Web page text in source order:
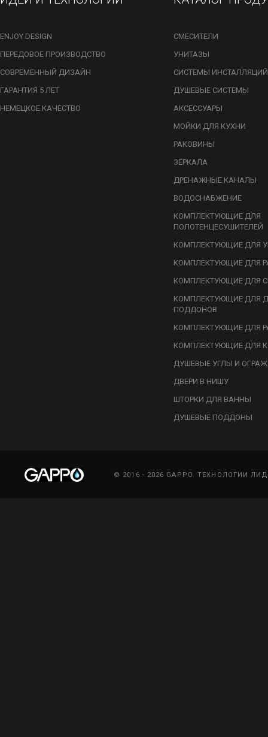
ENJOY DESIGN
ПЕРЕДОВОЕ ПРОИЗВОДСТВО
СОВРЕМЕННЫЙ ДИЗАЙН
ГАРАНТИЯ 5 ЛЕТ
НЕМЕЦКОЕ КАЧЕСТВО
СМЕСИТЕЛИ
УНИТАЗЫ
СИСТЕМЫ ИНСТАЛЛЯЦИЙ
ДУШЕВЫЕ СИСТЕМЫ
АКСЕССУАРЫ
МОЙКИ ДЛЯ КУХНИ
РАКОВИНЫ
ЗЕРКАЛА
ДРЕНАЖНЫЕ КАНАЛЫ
ВОДОСНАБЖЕНИЕ
КОМПЛЕКТУЮЩИЕ ДЛЯ
ПОЛОТЕНЦЕСУШИТЕЛЕЙ
КОМПЛЕКТУЮЩИЕ ДЛЯ
КОМПЛЕКТУЮЩИЕ ДЛЯ
КОМПЛЕКТУЮЩИЕ ДЛЯ
КОМПЛЕКТУЮЩИЕ ДЛЯ
ПОДДОНОВ
КОМПЛЕКТУЮЩИЕ ДЛЯ
КОМПЛЕКТУЮЩИЕ ДЛЯ
ДУШЕВЫЕ УГЛЫ И
ДВЕРИ В НИШУ
ШТОРКИ ДЛЯ ВАННЫ
ДУШЕВЫЕ ПОДДОНЫ
© 2016 - 2026 GAPPO. ТЕХНОЛОГИИ